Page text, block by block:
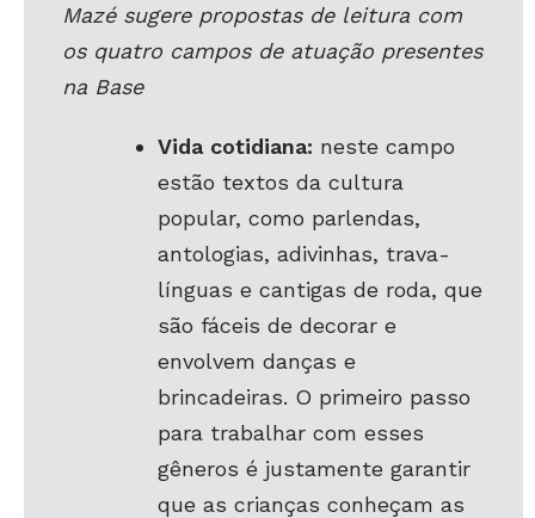
Mazé sugere propostas de leitura com
os quatro campos de atuação presentes
na Base
Vida cotidiana: neste campo
estão textos da cultura
popular, como parlendas,
antologias, adivinhas, trava-
línguas e cantigas de roda, que
são fáceis de decorar e
envolvem danças e
brincadeiras. O primeiro passo
para trabalhar com esses
gêneros é justamente garantir
que as crianças conheçam as